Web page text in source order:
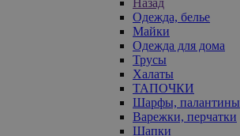
Одежда, белье
Майки
Одежда для дома
Трусы
Халаты
ТАПОЧКИ
Шарфы, палантины
Варежки, перчатки
Шапки